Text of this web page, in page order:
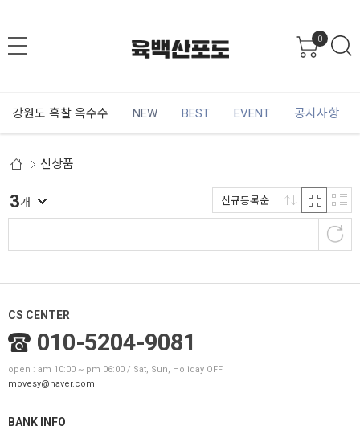
0
강원도 흑찰 옥수수 NEW BEST EVENT 공지사항
신상품
3개 신규등록순
CS CENTER
010-5204-9081
open : am 10:00 ~ pm 06:00 / Sat, Sun, Holiday OFF
movesy@naver.com
BANK INFO